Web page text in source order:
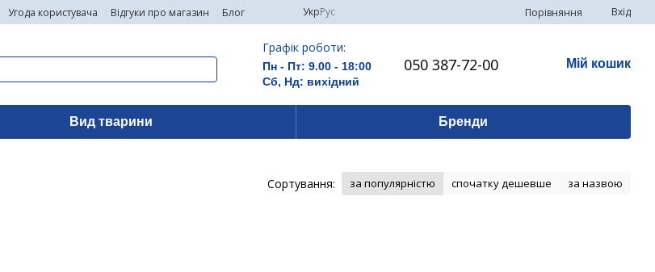
Угода користувача Відгуки про магазин Блог УкрРус Порівняння Вхід
Графік роботи:
Пн - Пт: 9.00 - 18:00
Сб, Нд: вихідний
050 387-72-00 Мій кошик
Вид тварини Бренди
Сортування: за популярністю спочатку дешевше за назвою